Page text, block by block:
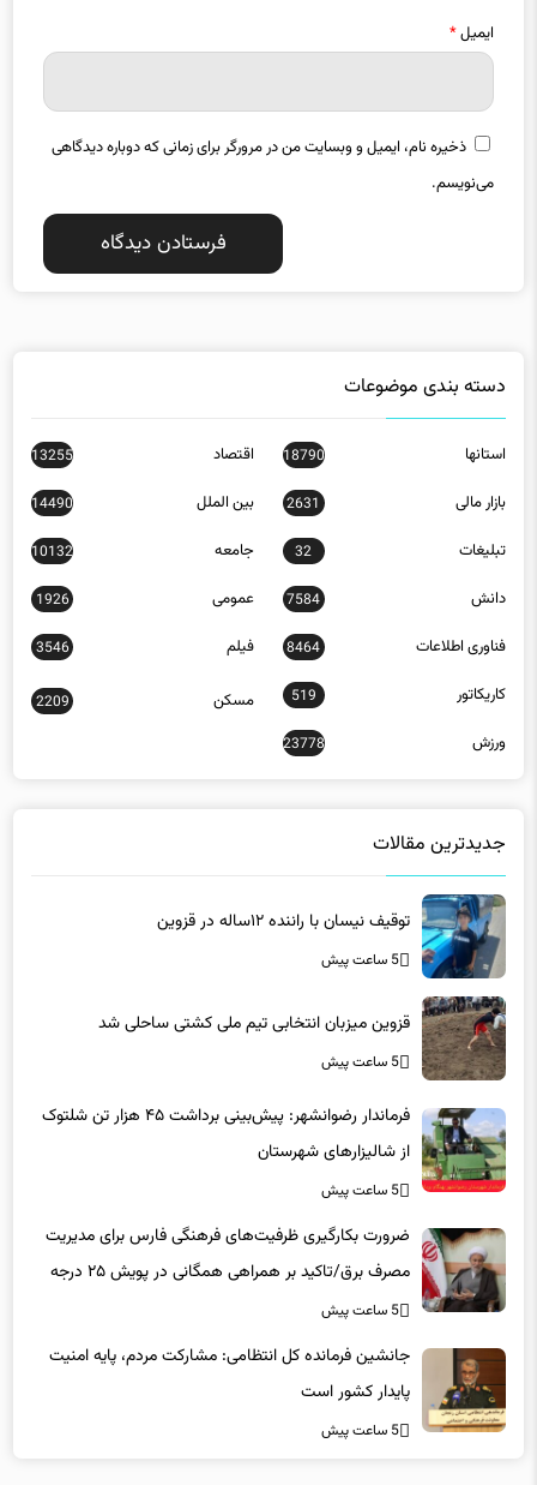
ایمیل*
ذخیره نام، ایمیل و وبسایت من در مرورگر برای زمانی که دوباره دیدگاهی
می‌نویسم.
دسته بندی موضوعات
استانها 18790 اقتصاد 13255
بازار مالی 2631 بین الملل 14490
تبلیغات 32 جامعه 10132
دانش 7584 عمومی 1926
فناوری اطلاعات 8464 فیلم 3546
کاریکاتور 519 مسکن 2209
ورزش 23778
جدیدترین مقالات
توقیف نیسان با راننده ۱۲ساله در قزوین
5 ساعت پیش
قزوین میزبان انتخابی تیم ملی کشتی ساحلی شد
5 ساعت پیش
فرماندار رضوانشهر: پیش‌بینی برداشت ۴۵ هزار تن شلتوک
از شالیزارهای شهرستان
5 ساعت پیش
ضرورت بکارگیری ظرفیت‌های فرهنگی فارس برای مدیریت
مصرف برق/تاکید بر همراهی همگانی در پویش ۲۵ درجه
5 ساعت پیش
جانشین فرمانده کل انتظامی: مشارکت مردم، پایه امنیت
پایدار کشور است
5 ساعت پیش